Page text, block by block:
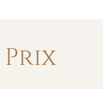
Prix